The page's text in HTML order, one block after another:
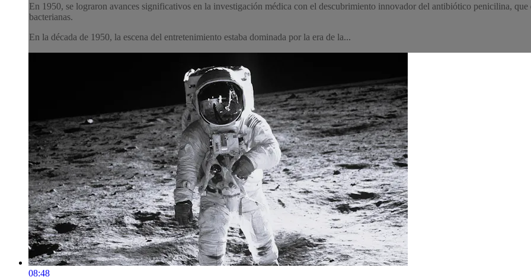
En 1950, se lograron avances significativos en la investigación médica con el descubrimiento innovador del antibiótico penicilina,
bacterianas.
En la década de 1950, la escena del entretenimiento estaba dominada por la era de la...
08:48